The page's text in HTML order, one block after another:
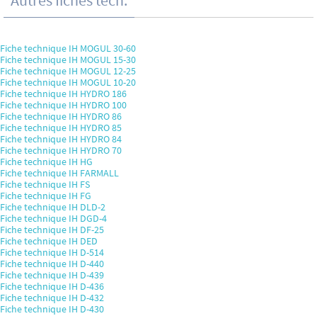
Fiche technique IH MOGUL 30-60
Fiche technique IH MOGUL 15-30
Fiche technique IH MOGUL 12-25
Fiche technique IH MOGUL 10-20
Fiche technique IH HYDRO 186
Fiche technique IH HYDRO 100
Fiche technique IH HYDRO 86
Fiche technique IH HYDRO 85
Fiche technique IH HYDRO 84
Fiche technique IH HYDRO 70
Fiche technique IH HG
Fiche technique IH FARMALL
Fiche technique IH FS
Fiche technique IH FG
Fiche technique IH DLD-2
Fiche technique IH DGD-4
Fiche technique IH DF-25
Fiche technique IH DED
Fiche technique IH D-514
Fiche technique IH D-440
Fiche technique IH D-439
Fiche technique IH D-436
Fiche technique IH D-432
Fiche technique IH D-430